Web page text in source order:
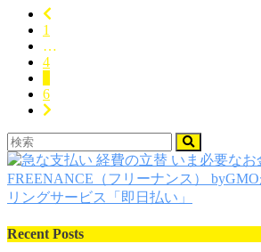
1
…
4
6
Recent Posts